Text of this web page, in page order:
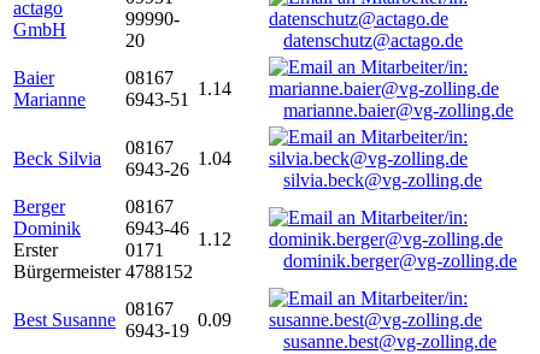
actago
GmbH
99990-
20
datenschutz@actago.de
Baier
Marianne
08167
6943-51
1.14
marianne.baier@vg-zolling.de
Beck Silvia
08167
6943-26
1.04
silvia.beck@vg-zolling.de
Berger
Dominik
Erster
Bürgermeister
08167
6943-46
0171
4788152
1.12
dominik.berger@vg-zolling.de
Best Susanne
08167
6943-19
0.09
susanne.best@vg-zolling.de